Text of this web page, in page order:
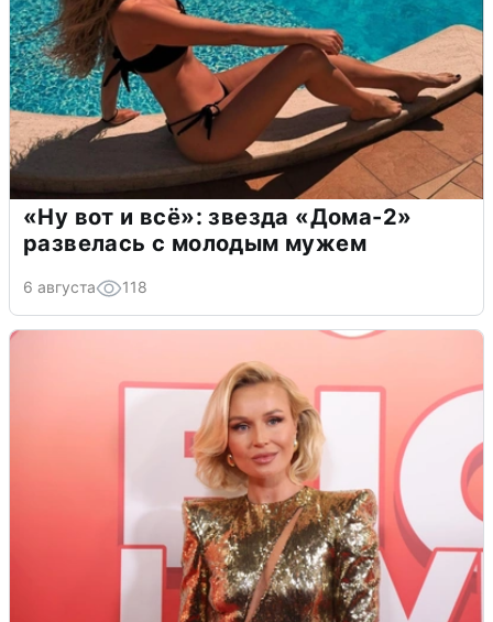
«Ну вот и всё»: звезда «Дома-2»
развелась с молодым мужем
6 августа 118